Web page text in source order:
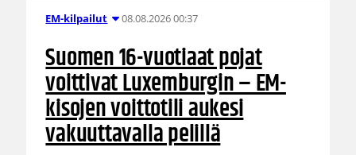
EM-kilpailut 08.08.2026 00:37
Suomen 16-vuotiaat pojat
voittivat Luxemburgin – EM-
kisojen voittotili aukesi
vakuuttavalla pelillä